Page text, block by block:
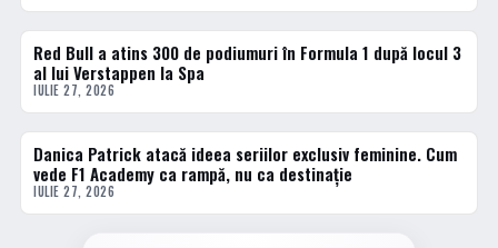
2 · TOP
Red Bull a atins 300 de podiumuri în Formula 1 după locul 3
al lui Verstappen la Spa
IULIE 27, 2026
3 · TOP
Danica Patrick atacă ideea seriilor exclusiv feminine. Cum
vede F1 Academy ca rampă, nu ca destinație
IULIE 27, 2026